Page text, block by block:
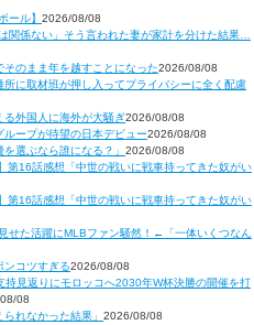
ール】 2026/08/08
関係ない」そう言われた妻が家計を分けた結果…
のまま年を越すことになった2026/08/08
に取材班が押し入ってプライバシーに全く配慮
る外国人に海外が大騒ぎ2026/08/08
ループが待望の日本デビュー2026/08/08
選ぶなら誰になる？」 2026/08/08
第16話感想「中世の戦いに戦車持ってきた奴がい
第16話感想「中世の戦いに戦車持ってきた奴がい
せた活躍にMLBファン騒然！←「一体いくつなん
ンコツすぎる2026/08/08
見返りにモロッコへ2030年W杯決勝の開催を打
08
れなかった結果」 2026/08/08